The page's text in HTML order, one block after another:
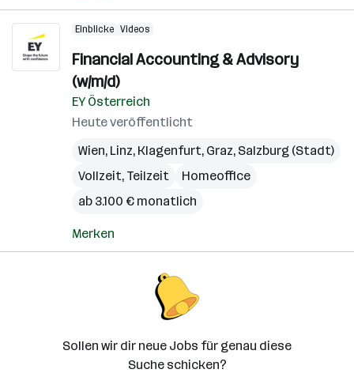
Einblicke Videos
Financial Accounting & Advisory
(w/m/d)
EY Österreich
Heute veröffentlicht
Wien, Linz, Klagenfurt, Graz, Salzburg (Stadt)
Vollzeit, Teilzeit
Homeoffice
ab 3.100 € monatlich
Merken
Sollen wir dir neue Jobs für genau diese
Suche schicken?